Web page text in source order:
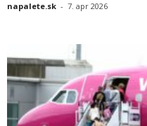
napalete.sk - 7. apr 2026